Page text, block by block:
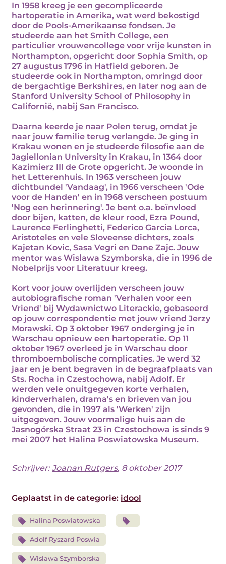
In 1958 kreeg je een gecompliceerde
hartoperatie in Amerika, wat werd bekostigd
door de Pools-Amerikaanse fondsen. Je
studeerde aan het Smith College, een
particulier vrouwencollege voor vrije kunsten in
Northampton, opgericht door Sophia Smith, op
27 augustus 1796 in Hatfield geboren. Je
studeerde ook in Northampton, omringd door
de bergachtige Berkshires, en later nog aan de
Stanford University School of Philosophy in
Californië, nabij San Francisco.
Daarna keerde je naar Polen terug, omdat je
naar jouw familie terug verlangde. Je ging in
Krakau wonen en je studeerde filosofie aan de
Jagiellonian University in Krakau, in 1364 door
Kazimierz III de Grote opgericht. Je woonde in
het Letterenhuis. In 1963 verscheen jouw
dichtbundel 'Vandaag', in 1966 verscheen 'Ode
voor de Handen' en in 1968 verscheen postuum
'Nog een herinnering'. Je bent o.a. beïnvloed
door bijen, katten, de kleur rood, Ezra Pound,
Laurence Ferlinghetti, Federico Garcia Lorca,
Aristoteles en vele Sloveense dichters, zoals
Kajetan Kovic, Sasa Vegri en Dane Zajc. Jouw
mentor was Wislawa Szymborska, die in 1996 de
Nobelprijs voor Literatuur kreeg.
Kort voor jouw overlijden verscheen jouw
autobiografische roman 'Verhalen voor een
Vriend' bij Wydawnictwo Literackie, gebaseerd
op jouw correspondentie met jouw vriend Jerzy
Morawski. Op 3 oktober 1967 onderging je in
Warschau opnieuw een hartoperatie. Op 11
oktober 1967 overleed je in Warschau door
thromboembolische complicaties. Je werd 32
jaar en je bent begraven in de begraafplaats van
Sts. Rocha in Czestochowa, nabij Adolf. Er
werden vele onuitgegeven korte verhalen,
kinderverhalen, drama's en brieven van jou
gevonden, die in 1997 als 'Werken' zijn
uitgegeven. Jouw voormalige huis aan de
Jasnogórska Straat 23 in Czestochowa is sinds 9
mei 2007 het Halina Poswiatowska Museum.
Schrijver:Joanan Rutgers, 8 oktober 2017
Geplaatst in de categorie: idool
Halina Poswiatowska
Adolf Ryszard Poswia
Wislawa Szymborska